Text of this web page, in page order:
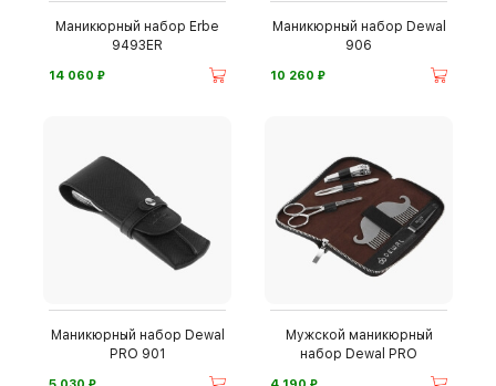
Маникюрный набор Erbe
9493ER
14 060 ⃏
Маникюрный набор Dewal
906
10 260 ⃏
Маникюрный набор Dewal
PRO 901
Мужской маникюрный
набор Dewal PRO